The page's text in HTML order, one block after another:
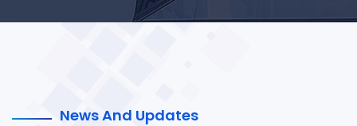
News And Updates